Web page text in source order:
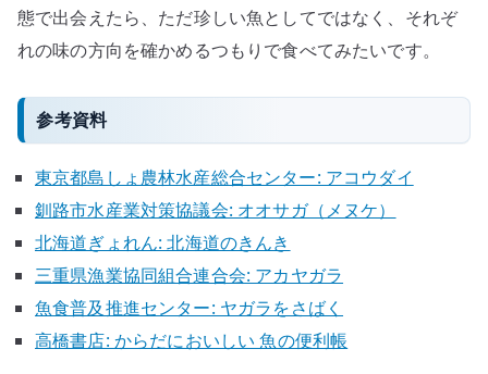
態で出会えたら、ただ珍しい魚としてではなく、それぞ
れの味の方向を確かめるつもりで食べてみたいです。
参考資料
東京都島しょ農林水産総合センター: アコウダイ
釧路市水産業対策協議会: オオサガ（メヌケ）
北海道ぎょれん: 北海道のきんき
三重県漁業協同組合連合会: アカヤガラ
魚食普及推進センター: ヤガラをさばく
高橋書店: からだにおいしい 魚の便利帳